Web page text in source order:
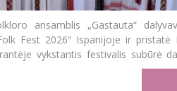
ansamblis „Gastauta“
Fest 2026“ Ispanijoje ir pristatė
vykstantis festivalis subūrė